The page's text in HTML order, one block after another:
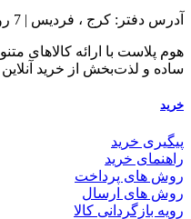
آدرس دفتر: کرج ، فردیس | 7 روز هفته، 24 ساعته
هوم پلاست با ارائه کالاهای
ساده و لذت‌بخش از خرید
خرید
پیگیری خرید
راهنمای خرید
روش های پرداخت
روش های ارسال
رویه بازگردانی کالا